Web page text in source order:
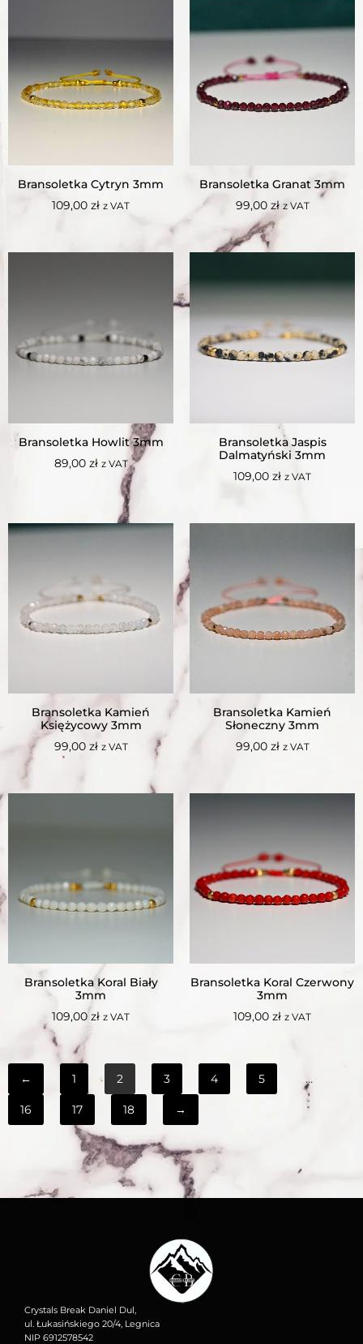
Bransoletka Cytryn 3mm
109,00 zł z VAT
Bransoletka Granat 3mm
99,00 zł z VAT
Bransoletka Howlit 3mm
89,00 zł z VAT
Bransoletka Jaspis
Dalmatyński 3mm
109,00 zł z VAT
Bransoletka Kamień
Księżycowy 3mm
99,00 zł z VAT
Bransoletka Kamień
Słoneczny 3mm
99,00 zł z VAT
Bransoletka Koral Biały
3mm
109,00zł z VAT
Bransoletka Koral Czerwony
3mm
109,00 zł z VAT
← 1 2 3 4 5 …
16 17 18 →
Crystals Break Daniel Dul,
ul. Łukasińskiego 20/4, Legnica
NIP 6912578542